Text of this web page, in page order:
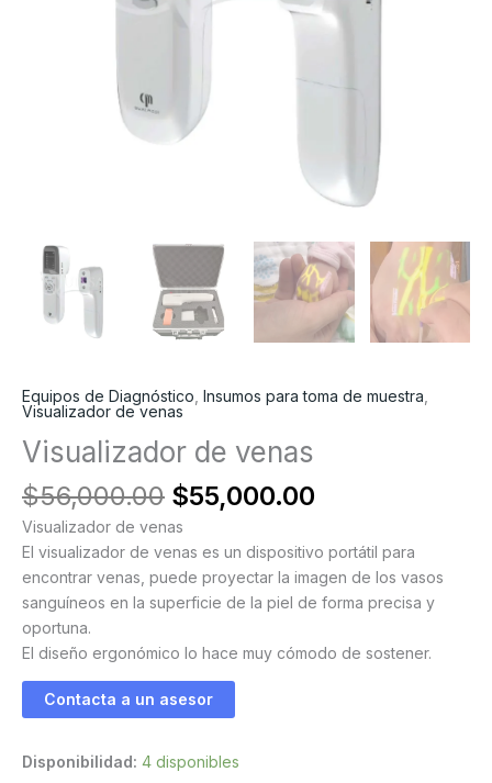
Equipos de Diagnóstico Insumos para toma de muestra
Visualizador de venas
Visualizador de venas
$56,000.00 El
precio
original
era:
$56,000.00.
$55,000.00
actual
es:
$55,000.00.
Visualizador de venas
El visualizador de venas es un dispositivo portátil para
encontrar venas, puede proyectar la imagen de los vasos
sanguíneos en la superficie de la piel de forma precisa y
oportuna.
El diseño ergonómico lo hace muy cómodo de sostener.
Contacta a un asesor
Disponibilidad: 4 disponibles